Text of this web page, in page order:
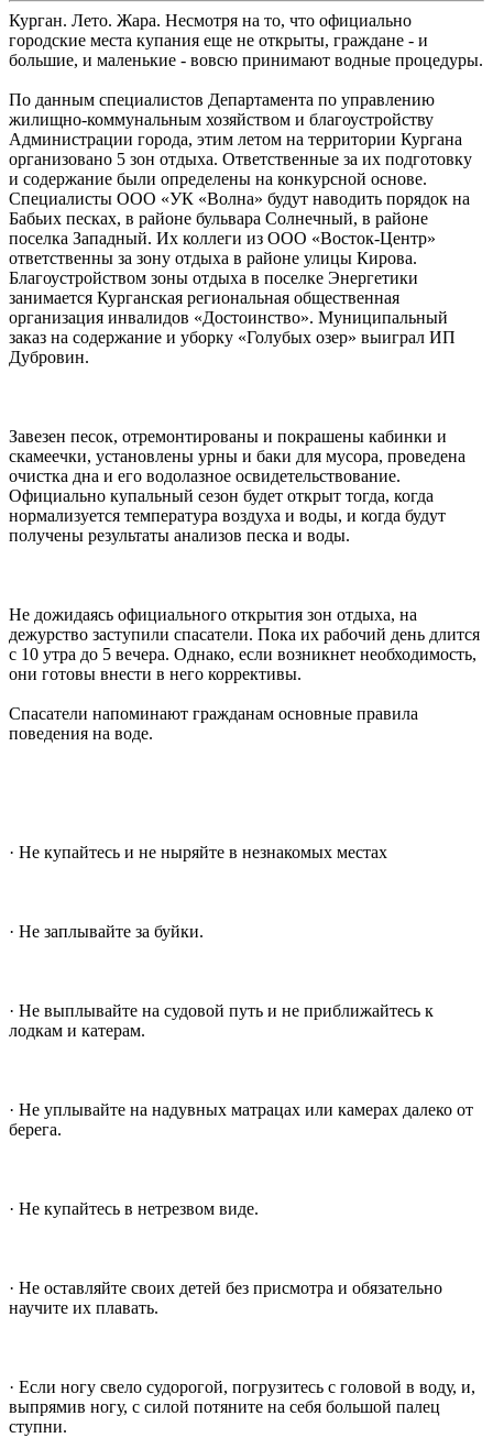
Курган. Лето. Жара. Несмотря на то, что официально
городские места купания еще не открыты, граждане - и
большие, и маленькие - вовсю принимают водные процедуры.
По данным специалистов Департамента по управлению
жилищно-коммунальным хозяйством и благоустройству
Администрации города, этим летом на территории Кургана
организовано 5 зон отдыха. Ответственные за их подготовку
и содержание были определены на конкурсной основе.
Специалисты ООО «УК «Волна» будут наводить порядок на
Бабьих песках, в районе бульвара Солнечный, в районе
поселка Западный. Их коллеги из ООО «Восток-Центр»
ответственны за зону отдыха в районе улицы Кирова.
Благоустройством зоны отдыха в поселке Энергетики
занимается Курганская региональная общественная
организация инвалидов «Достоинство». Муниципальный
заказ на содержание и уборку «Голубых озер» выиграл ИП
Дубровин.
Завезен песок, отремонтированы и покрашены кабинки и
скамеечки, установлены урны и баки для мусора, проведена
очистка дна и его водолазное освидетельствование.
Официально купальный сезон будет открыт тогда, когда
нормализуется температура воздуха и воды, и когда будут
получены результаты анализов песка и воды.
Не дожидаясь официального открытия зон отдыха, на
дежурство заступили спасатели. Пока их рабочий день длится
с 10 утра до 5 вечера. Однако, если возникнет необходимость,
они готовы внести в него коррективы.
Спасатели напоминают гражданам основные правила
поведения на воде.
· Не купайтесь и не ныряйте в незнакомых местах
· Не заплывайте за буйки.
· Не выплывайте на судовой путь и не приближайтесь к
лодкам и катерам.
· Не уплывайте на надувных матрацах или камерах далеко от
берега.
· Не купайтесь в нетрезвом виде.
· Не оставляйте своих детей без присмотра и обязательно
научите их плавать.
· Если ногу свело судорогой, погрузитесь с головой в воду, и,
выпрямив ногу, с силой потяните на себя большой палец
ступни.